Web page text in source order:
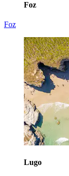
Foz
Foz
Lugo